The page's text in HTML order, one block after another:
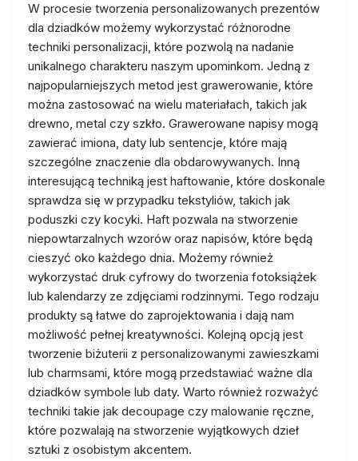
W procesie tworzenia personalizowanych prezentów
dla dziadków możemy wykorzystać różnorodne
techniki personalizacji, które pozwolą na nadanie
unikalnego charakteru naszym upominkom. Jedną z
najpopularniejszych metod jest grawerowanie, które
można zastosować na wielu materiałach, takich jak
drewno, metal czy szkło. Grawerowane napisy mogą
zawierać imiona, daty lub sentencje, które mają
szczególne znaczenie dla obdarowywanych. Inną
interesującą techniką jest haftowanie, które doskonale
sprawdza się w przypadku tekstyliów, takich jak
poduszki czy kocyki. Haft pozwala na stworzenie
niepowtarzalnych wzorów oraz napisów, które będą
cieszyć oko każdego dnia. Możemy również
wykorzystać druk cyfrowy do tworzenia fotoksiążek
lub kalendarzy ze zdjęciami rodzinnymi. Tego rodzaju
produkty są łatwe do zaprojektowania i dają nam
możliwość pełnej kreatywności. Kolejną opcją jest
tworzenie biżuterii z personalizowanymi zawieszkami
lub charmsami, które mogą przedstawiać ważne dla
dziadków symbole lub daty. Warto również rozważyć
techniki takie jak decoupage czy malowanie ręczne,
które pozwalają na stworzenie wyjątkowych dzieł
sztuki z osobistym akcentem.